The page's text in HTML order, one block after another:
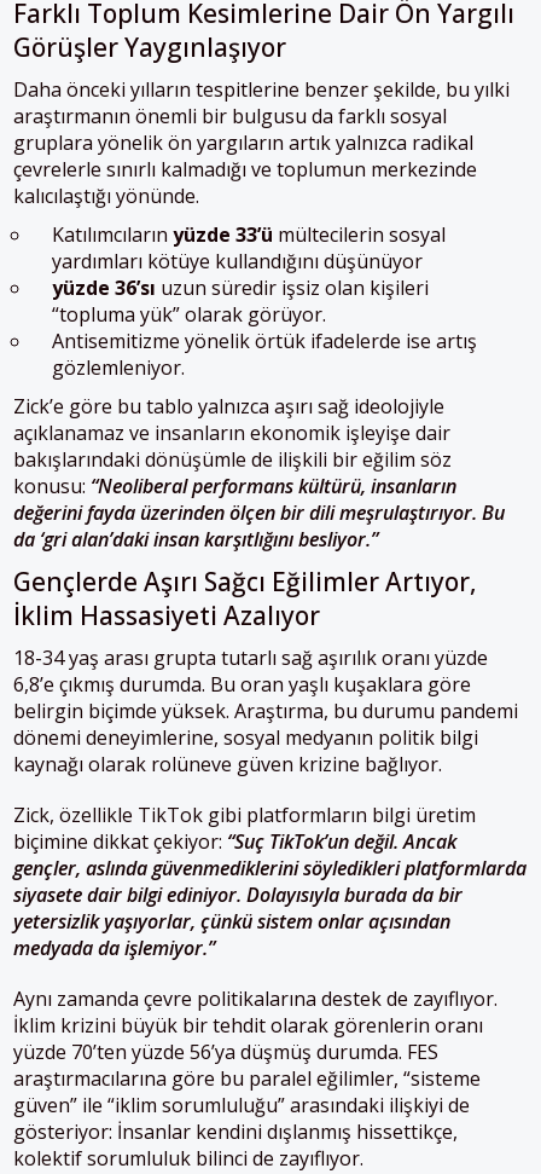
Farklı Toplum Kesimlerine Dair Ön Yargılı
Görüşler Yaygınlaşıyor
Daha önceki yılların tespitlerine benzer şekilde, bu yılki
araştırmanın önemli bir bulgusu da farklı sosyal
gruplara yönelik ön yargıların artık yalnızca radikal
çevrelerle sınırlı kalmadığı ve toplumun merkezinde
kalıcılaştığı yönünde.
Katılımcıların yüzde 33’ü mültecilerin sosyal
yardımları kötüye kullandığını düşünüyor
yüzde 36’sı uzun süredir işsiz olan kişileri
“topluma yük” olarak görüyor.
Antisemitizme yönelik örtük ifadelerde ise artış
gözlemleniyor.
Zick’e göre bu tablo yalnızca aşırı sağ ideolojiyle
açıklanamaz ve insanların ekonomik işleyişe dair
bakışlarındaki dönüşümle de ilişkili bir eğilim söz
konusu: “Neoliberal performans kültürü, insanların
değerini fayda üzerinden ölçen bir dili meşrulaştırıyor. Bu
da ‘gri alan’daki insan karşıtlığını besliyor.”
Gençlerde Aşırı Sağcı Eğilimler Artıyor,
İklim Hassasiyeti Azalıyor
18-34 yaş arası grupta tutarlı sağ aşırılık oranı yüzde
6,8’e çıkmış durumda. Bu oran yaşlı kuşaklara göre
belirgin biçimde yüksek. Araştırma, bu durumu pandemi
dönemi deneyimlerine, sosyal medyanın politik bilgi
kaynağı olarak rolüneve güven krizine bağlıyor.
Zick, özellikle TikTok gibi platformların bilgi üretim
biçimine dikkat çekiyor: “Suç TikTok’un değil. Ancak
gençler, aslında güvenmediklerini söyledikleri platformlarda
siyasete dair bilgi ediniyor. Dolayısıyla burada da bir
yetersizlik yaşıyorlar, çünkü sistem onlar açısından
medyada da işlemiyor.”
Aynı zamanda çevre politikalarına destek de zayıflıyor.
İklim krizini büyük bir tehdit olarak görenlerin oranı
yüzde 70’ten yüzde 56’ya düşmüş durumda. FES
araştırmacılarına göre bu paralel eğilimler, “sisteme
güven” ile “iklim sorumluluğu” arasındaki ilişkiyi de
gösteriyor: İnsanlar kendini dışlanmış hissettikçe,
kolektif sorumluluk bilinci de zayıflıyor.